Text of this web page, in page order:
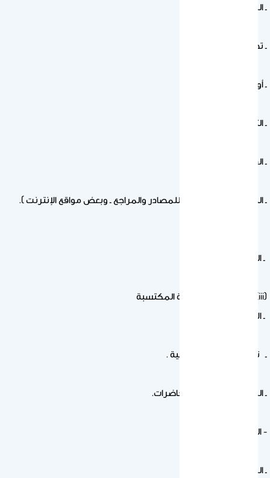
ـ المحادثة والحوار.
ـ تحليل النصوص.
ـ أوراق نشاط.
ـ التطبيقات العملية.
ـ القراءة الشفوية.
ـ البحث العلمي ( الرجوع للمصادر والمراجع ـ وبعض مواقع الإنترنت ).
ـ الواجبات المنزلية.
(iii) طرق تقويم المعرفة المكتسبة
ـ الاختبارات التحريرية.
ـ تقويم الواجبات المنزلية .
ـ المشاركة في أثناء المحاضرات.
- التقويم المستمر.
ـ المحادثة والحوار .